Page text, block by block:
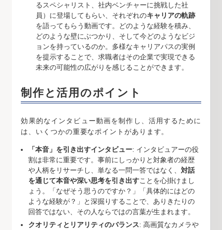
るスペシャリスト、社内ベンチャーに挑戦した社
員）に登場してもらい、それぞれのキャリアの軌跡
を語ってもらう動画です。どのような経験を積み、
どのような壁にぶつかり、そして今どのようなビジ
ョンを持っているのか。多様なキャリアパスの実例
を提示することで、求職者はその企業で実現できる
未来の可能性の広がりを感じることができます。
制作と活用のポイント
効果的なインタビュー動画を制作し、活用するために
は、いくつかの重要なポイントがあります。
「本音」を引き出すインタビュー: インタビュアーの役
割は非常に重要です。事前にしっかりと対象者の経歴
や人柄をリサーチし、単なる一問一答ではなく、対話
を通じて本音や深い思考を引き出すことを心掛けまし
ょう。「なぜそう思うのですか？」「具体的にはどの
ような経験が？」と深掘りすることで、ありきたりの
回答ではない、その人ならではの言葉が生まれます。
クオリティとリアリティのバランス: 高画質なカメラや